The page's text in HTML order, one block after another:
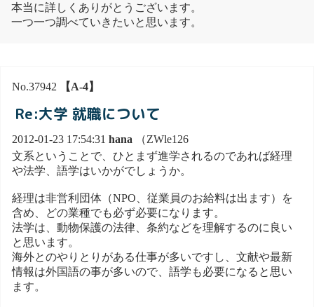
本当に詳しくありがとうございます。
一つ一つ調べていきたいと思います。
No.37942 【A-4】
Re:大学 就職について
2012-01-23 17:54:31 hana （ZWle126
文系ということで、ひとまず進学されるのであれば経理
や法学、語学はいかがでしょうか。
経理は非営利団体（NPO、従業員のお給料は出ます）を
含め、どの業種でも必ず必要になります。
法学は、動物保護の法律、条約などを理解するのに良い
と思います。
海外とのやりとりがある仕事が多いですし、文献や最新
情報は外国語の事が多いので、語学も必要になると思い
ます。